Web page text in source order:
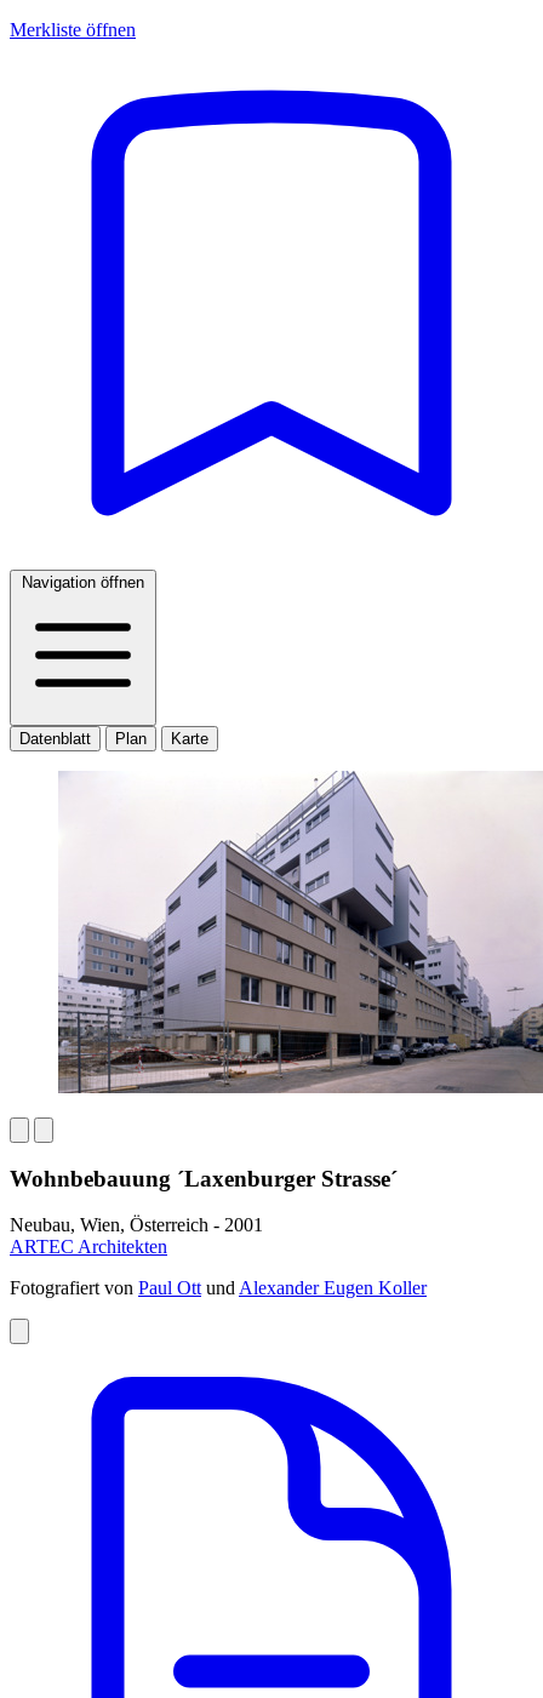
Merkliste öffnen
Navigation öffnen
Datenblatt Plan Karte
Wohnbebauung ´Laxenburger Strasse´
Neubau, Wien, Österreich - 2001
ARTEC Architekten
Fotografiert von Paul OttundAlexander Eugen Koller